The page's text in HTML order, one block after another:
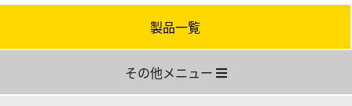
製品一覧
その他メニュー